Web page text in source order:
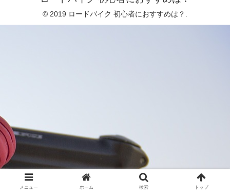
© 2019 ロードバイク 初心者におすすめは？.
メニュー ホーム 検索 トップ